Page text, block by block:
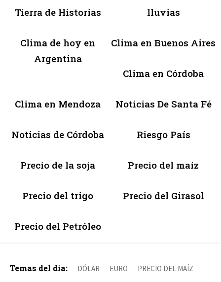
Tierra de Historias lluvias
Clima de hoy en
Argentina
Clima en Buenos Aires
Clima en Córdoba
Clima en Mendoza Noticias De Santa Fé
Noticias de Córdoba Riesgo País
Precio de la soja Precio del maíz
Precio del trigo Precio del Girasol
Precio del Petróleo
Temas del día: DÓLAR EURO PRECIO DEL MAÍZ